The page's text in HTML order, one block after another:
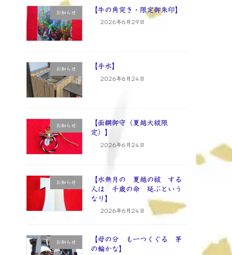
お知らせ 【牛の角突き・限定御朱印】
2026年6月29日
お知らせ 【手水】
2026年6月24日
お知らせ
【面綱御守（夏越大祓限
定）】
2026年6月24日
お知らせ
【水無月の 夏越の祓 する
人は 千歳の命 延ぶという
なり】
2026年6月24日
お知らせ
【母の分 も一つくぐる 茅
の輪かな】